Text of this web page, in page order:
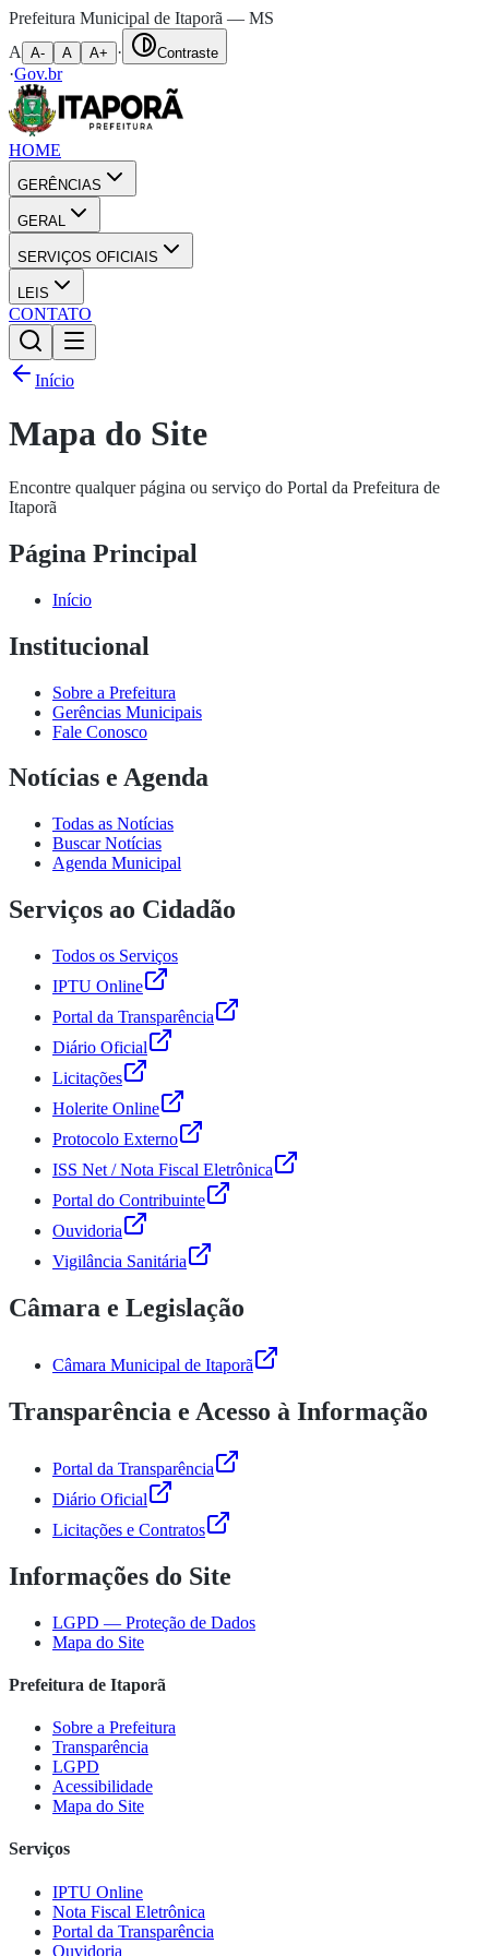
Prefeitura Municipal de Itaporã — MS
A
A- A A+ · Contraste
·Gov.br
HOME
GERÊNCIAS
GERAL
SERVIÇOS OFICIAIS
LEIS
CONTATO
Início
Mapa do Site
Encontre qualquer página ou serviço do Portal da Prefeitura de
Itaporã
Página Principal
Início
Institucional
Sobre a Prefeitura
Gerências Municipais
Fale Conosco
Notícias e Agenda
Todas as Notícias
Buscar Notícias
Agenda Municipal
Serviços ao Cidadão
Todos os Serviços
IPTU Online
Portal da Transparência
Diário Oficial
Licitações
Holerite Online
Protocolo Externo
ISS Net / Nota Fiscal Eletrônica
Portal do Contribuinte
Ouvidoria
Vigilância Sanitária
Câmara e Legislação
Câmara Municipal de Itaporã
Transparência e Acesso à Informação
Portal da Transparência
Diário Oficial
Licitações e Contratos
Informações do Site
LGPD — Proteção de Dados
Mapa do Site
Prefeitura de Itaporã
Sobre a Prefeitura
Transparência
LGPD
Acessibilidade
Mapa do Site
Serviços
IPTU Online
Nota Fiscal Eletrônica
Portal da Transparência
Ouvidoria